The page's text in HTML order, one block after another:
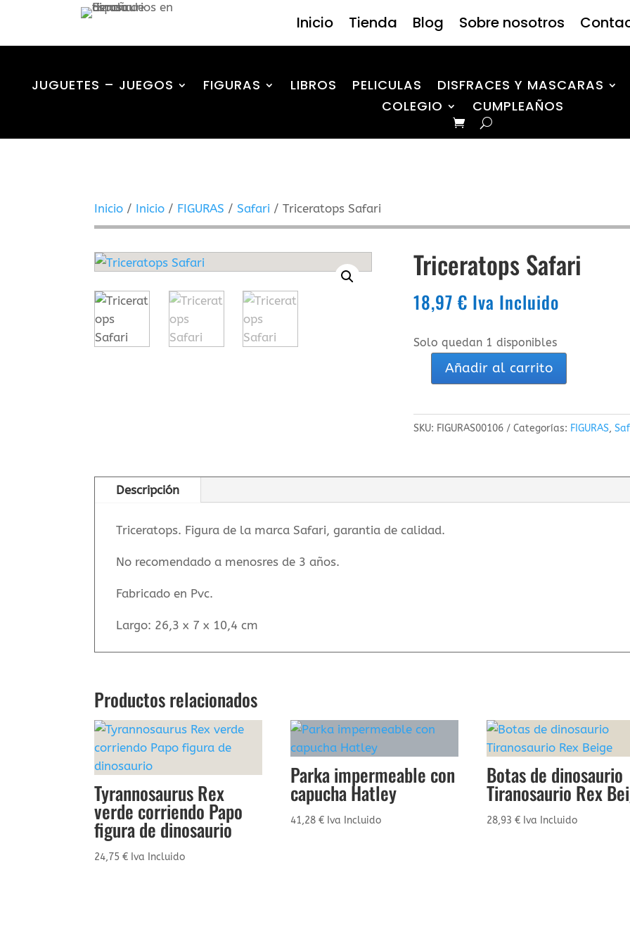
Inicio Tienda Blog Sobre nosotros
JUGUETES – JUEGOS FIGURAS LIBROS PELICULAS
DISFRACES Y MASCARAS
COLEGIO
CUMPLEAÑOS
Inicio / Inicio / FIGURAS /Safari / Triceratops Safari
Triceratops Safari
18,97€ Iva Incluido
Solo quedan 1 disponibles
cantidad
Añadir al carrito
SKU: FIGURAS00106 Categorías: FIGURAS,
Descripción
Triceratops. Figura de la marca Safari, garantia de calidad.
No recomendado a menosres de 3 años.
Fabricado en Pvc.
Largo: 26,3 x 7 x 10,4 cm
Productos relacionados
Tyrannosaurus Rex
verde corriendo Papo
figura de dinosaurio
24,75€ Iva Incluido
Parka impermeable con
capucha Hatley
41,28€ Iva Incluido
Botas de dinosaurio
Tiranosaurio Rex
28,93€ Iva Incluido